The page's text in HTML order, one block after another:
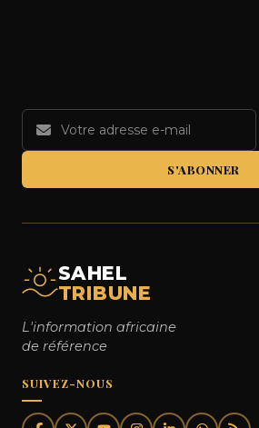
S'ABONNER
SAHEL
TRIBUNE
L'information africaine
de référence
SUIVEZ-NOUS